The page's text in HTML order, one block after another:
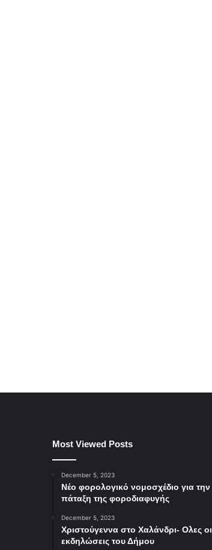
Most Viewed Posts
December 5, 2023
Νέο φορολογικό νομοσχέδιο για την
πάταξη της φοροδιαφυγής
December 5, 2023
Χριστούγεννα στο Χαλάνδρι- Ολες οι
εκδηλώσεις του Δήμου